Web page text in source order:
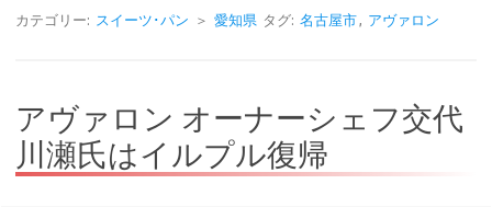
カテゴリー: スイーツ･パン ＞ 愛知県 タグ: 名古屋市, アヴァロン
アヴァロン オーナーシェフ交代
川瀬氏はイルプル復帰